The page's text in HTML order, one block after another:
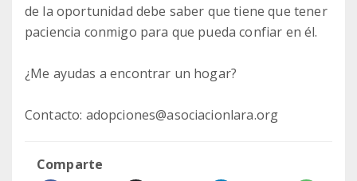
de la oportunidad debe saber que tiene que tener
paciencia conmigo para que pueda confiar en él.
¿Me ayudas a encontrar un hogar?
Contacto: adopciones@asociacionlara.org
Comparte